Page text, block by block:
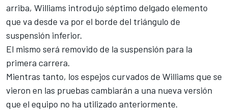
arriba, Williams introdujo séptimo delgado elemento
que va desde va por el borde del triángulo de
suspensión inferior.
El mismo será removido de la suspensión para la
primera carrera.
Mientras tanto, los espejos curvados de Williams que se
vieron en las pruebas cambiarán a una nueva versión
que el equipo no ha utilizado anteriormente.